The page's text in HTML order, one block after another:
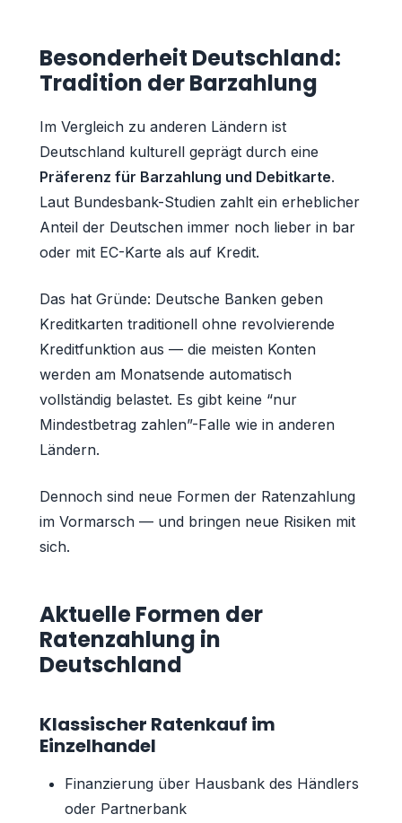
Besonderheit Deutschland:
Tradition der Barzahlung
Im Vergleich zu anderen Ländern ist
Deutschland kulturell geprägt durch eine
Präferenz für Barzahlung und Debitkarte.
Laut Bundesbank-Studien zahlt ein erheblicher
Anteil der Deutschen immer noch lieber in bar
oder mit EC-Karte als auf Kredit.
Das hat Gründe: Deutsche Banken geben
Kreditkarten traditionell ohne revolvierende
Kreditfunktion aus — die meisten Konten
werden am Monatsende automatisch
vollständig belastet. Es gibt keine “nur
Mindestbetrag zahlen”-Falle wie in anderen
Ländern.
Dennoch sind neue Formen der Ratenzahlung
im Vormarsch — und bringen neue Risiken mit
sich.
Aktuelle Formen der
Ratenzahlung in
Deutschland
Klassischer Ratenkauf im
Einzelhandel
Finanzierung über Hausbank des Händlers
oder Partnerbank